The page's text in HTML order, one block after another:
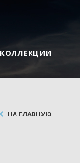
КОЛЛЕКЦИИ
НА ГЛАВНУЮ